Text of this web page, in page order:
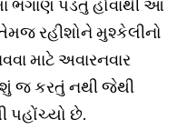
ભંગાણ પડતું હોવાથી આ
રહીશોને મુશ્કેલીનો
માટે અવારનવાર
જ કરતું નથી જેથી
પહોંચ્યો છે.